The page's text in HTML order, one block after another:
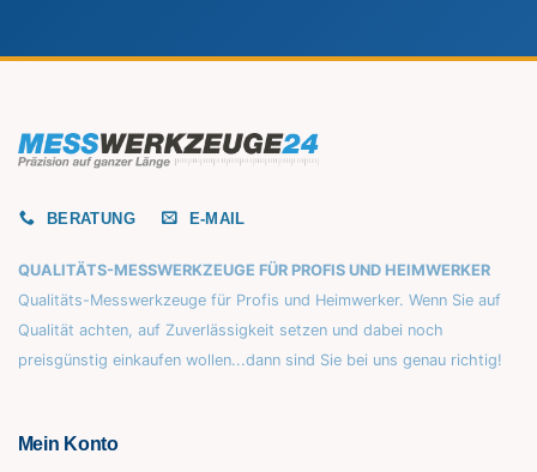
BERATUNG E-MAIL
QUALITÄTS-MESSWERKZEUGE FÜR PROFIS UND HEIMWERKER
Qualitäts-Messwerkzeuge für Profis und Heimwerker. Wenn Sie auf
Qualität achten, auf Zuverlässigkeit setzen und dabei noch
preisgünstig einkaufen wollen...dann sind Sie bei uns genau richtig!
Mein Konto